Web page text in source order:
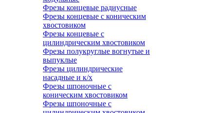
Фрезы концевые радиусные
Фрезы концевые с коническим
хвостовиком
Фрезы концевые с
цилиндрическим хвостовиком
Фрезы полукруглые вогнутые и
выпуклые
Фрезы цилиндрические
насадные и к/х
Фрезы шпоночные с
коническим хвостовиком
Фрезы шпоночные с